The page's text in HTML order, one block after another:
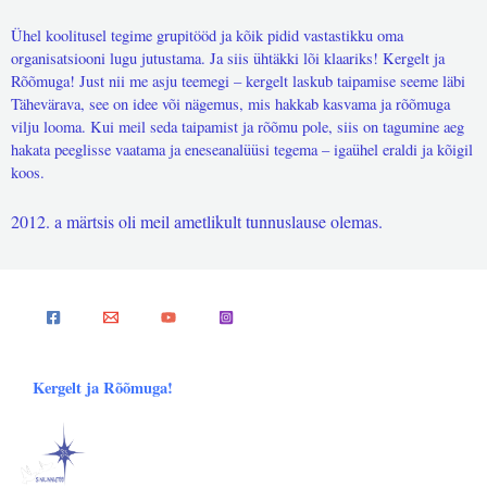
Ühel koolitusel tegime grupitööd ja kõik pidid vastastikku oma
organisatsiooni lugu jutustama. Ja siis ühtäkki lõi klaariks! Kergelt ja
Rõõmuga! Just nii me asju teemegi – kergelt laskub taipamise seeme läbi
Tähevärava, see on idee või nägemus, mis hakkab kasvama ja rõõmuga
vilju looma. Kui meil seda taipamist ja rõõmu pole, siis on tagumine aeg
hakata peeglisse vaatama ja eneseanalüüsi tegema – igaühel eraldi ja kõigil
koos.
2012. a märtsis oli meil ametlikult tunnuslause olemas.
Kergelt ja Rõõmuga!